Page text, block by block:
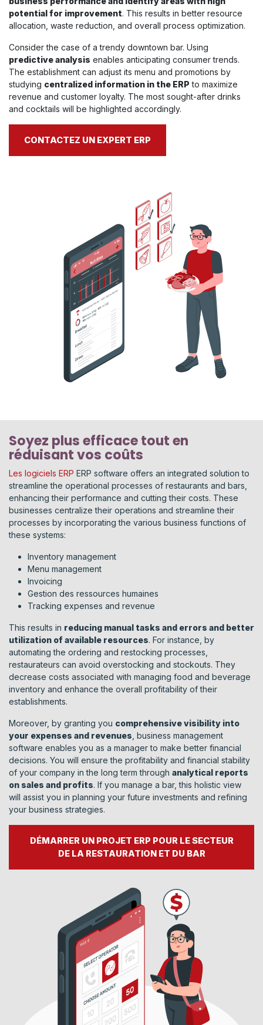
potential for improvement. This results in better resource
allocation, waste reduction, and overall process optimization.
Consider the case of a trendy downtown bar. Using
predictive analysis enables anticipating consumer trends.
The establishment can adjust its menu and promotions by
studying centralized information in the ERP to maximize
revenue and customer loyalty. The most sought-after drinks
and cocktails will be highlighted accordingly.
CONTACTEZ UN EXPERT ERP
Soyez plus efficace tout en
réduisant vos coûts
Les logiciels ERP ERP software offers an integrated solution to
streamline the operational processes of restaurants and bars,
enhancing their performance and cutting their costs. These
businesses centralize their operations and streamline their
processes by incorporating the various business functions of
these systems: ​
Inventory management
Menu management
Invoicing
Gestion des ressources humaines
Tracking expenses and revenue
This results in reducing manual tasks and errors and better
utilization of available resources. For instance, by
automating the ordering and restocking processes,
restaurateurs can avoid overstocking and stockouts. They
decrease costs associated with managing food and beverage
inventory and enhance the overall profitability of their
establishments.
Moreover, by granting you comprehensive visibility into
your expenses and revenues , business management
software enables you as a manager to make better financial
decisions. You will ensure the profitability and financial stability
of your company in the long term through analytical reports
on sales and profits. If you manage a bar, this holistic view
will assist you in planning your future investments and refining
your business strategies.
DÉMARRER UN PROJET ERP POUR LE SECTEUR
DE LA RESTAURATION ET DU BAR